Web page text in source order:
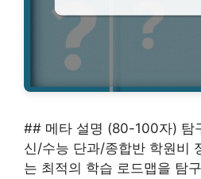
## 메타 설명 (80-100자) 탐
신/수능 단과/종합반 학원비
는 최적의 학습 로드맵을 탐